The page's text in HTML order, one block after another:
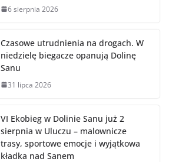
6 sierpnia 2026
Czasowe utrudnienia na drogach. W
niedzielę biegacze opanują Dolinę
Sanu
31 lipca 2026
VI Ekobieg w Dolinie Sanu już 2
sierpnia w Uluczu – malownicze
trasy, sportowe emocje i wyjątkowa
kładka nad Sanem